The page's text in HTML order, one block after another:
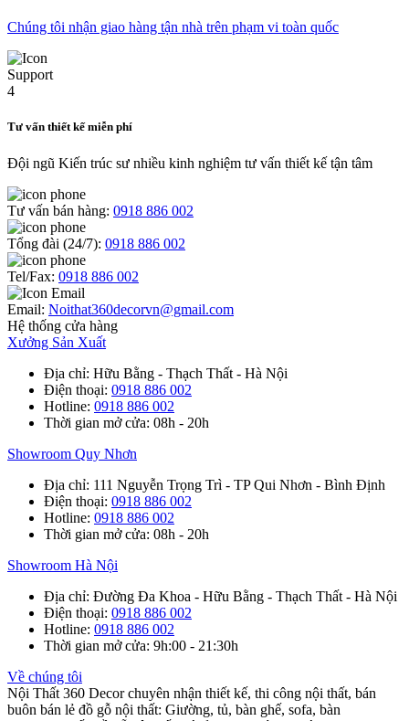
Chúng tôi nhận giao hàng tận nhà trên phạm vi toàn quốc
Tư vấn thiết kế miễn phí
Đội ngũ Kiến trúc sư nhiều kinh nghiệm tư vấn thiết kế tận tâm
Tư vấn bán hàng: 0918 886 002
Tổng đài (24/7): 0918 886 002
Tel/Fax: 0918 886 002
Email: Noithat360decorvn@gmail.com
Hệ thống cửa hàng
Xưởng Sản Xuất
Địa chỉ: Hữu Bằng - Thạch Thất - Hà Nội
Điện thoại: 0918 886 002
Hotline: 0918 886 002
Thời gian mở cửa: 08h - 20h
Showroom Quy Nhơn
Địa chỉ: 111 Nguyễn Trọng Trì - TP Qui Nhơn - Bình Định
Điện thoại: 0918 886 002
Hotline: 0918 886 002
Thời gian mở cửa: 08h - 20h
Showroom Hà Nội
Địa chỉ: Đường Đa Khoa - Hữu Bằng - Thạch Thất - Hà Nội
Điện thoại: 0918 886 002
Hotline: 0918 886 002
Thời gian mở cửa: 9h:00 - 21:30h
Về chúng tôi
Nội Thất 360 Decor chuyên nhận thiết kế, thi công nội thất, bán
buôn bán lẻ đồ gỗ nội thất: Giường, tủ, bàn ghế, sofa, bàn